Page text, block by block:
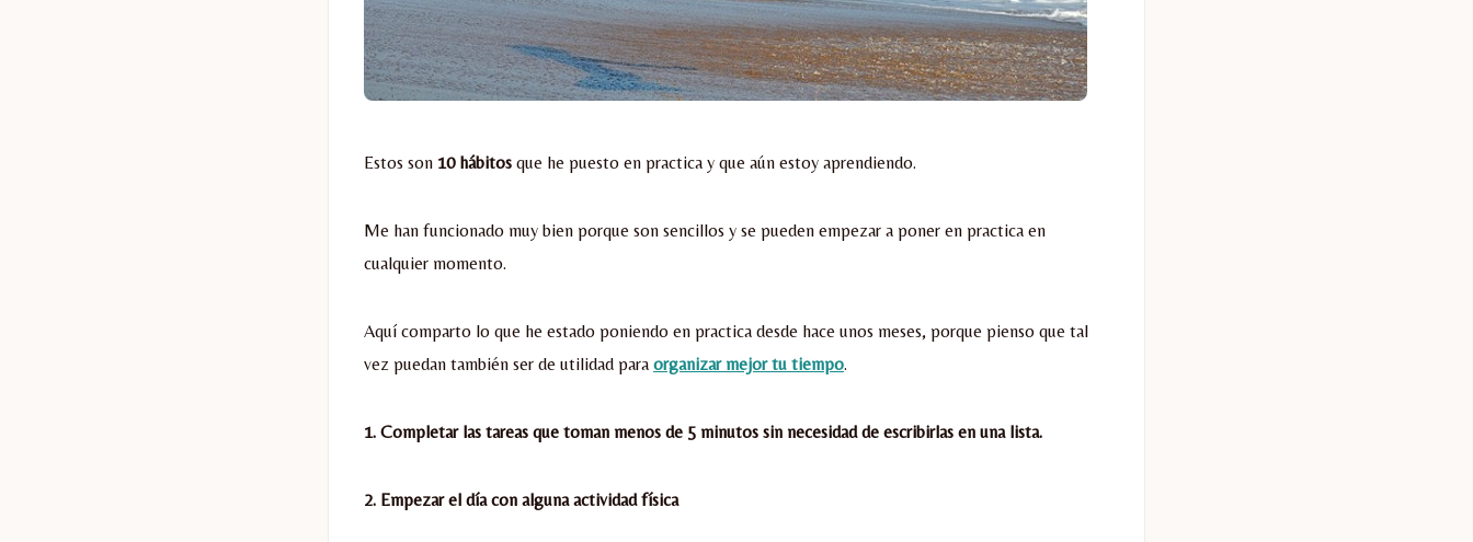
Estos son 10 hábitos que he puesto en practica y que aún estoy aprendiendo.
Me han funcionado muy bien porque son sencillos y se pueden empezar a poner en practica en
cualquier momento.
Aquí comparto lo que he estado poniendo en practica desde hace unos meses, porque pienso que tal
vez puedan también ser de utilidad para organizar mejor tu tiempo.
1. Completar las tareas que toman menos de 5 minutos sin necesidad de escribirlas en una lista.
2. Empezar el día con alguna actividad física